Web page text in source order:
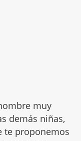
muy
demás niñas,
te proponemos